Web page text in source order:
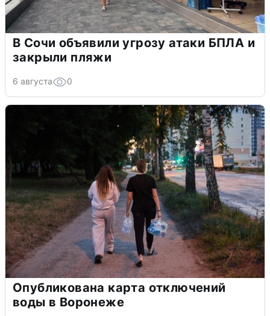
В Сочи объявили угрозу атаки БПЛА и
закрыли пляжи
6 августа 0
Опубликована карта отключений
воды в Воронеже